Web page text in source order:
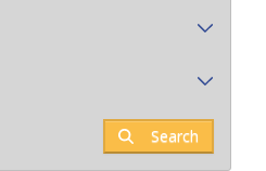
Search